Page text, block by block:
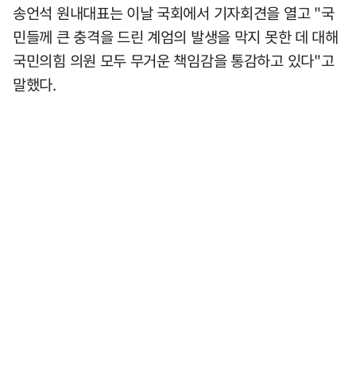
송언석 원내대표는 이날 국회에서 기자회견을 열고 "국
민들께 큰 충격을 드린 계엄의 발생을 막지 못한 데 대해
국민의힘 의원 모두 무거운 책임감을 통감하고 있다"고
말했다.